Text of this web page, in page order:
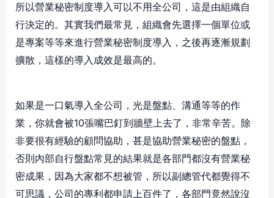
所以營業秘密制度導入可以不用全公司，這是由組織自
行決定的。其實我們最常見，組織會先選擇一個單位或
是專案等等來進行營業秘密制度導入，之後再逐漸規劃
擴散，這樣的導入成效是最高的。
如果是一口氣導入全公司，光是盤點、溝通等等的作
業，你就會被10張嘴巴釘到牆壁上去了，非常辛苦。除
非要很有經驗的顧問協助，甚是協助營業秘密的盤點，
否則內部自行盤點常見的結果就是各部門都沒有營業秘
密成果，因為大家都不想被管，所以副總管代都覺得不
可思議，公司的專利都申請上百件了，各部門竟然說沒